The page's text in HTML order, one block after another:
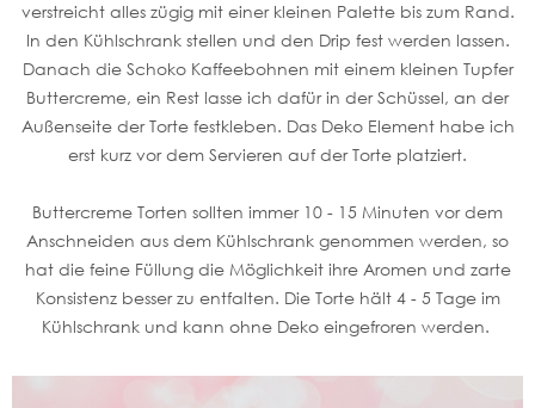
verstreicht alles zügig mit einer kleinen Palette bis zum Rand.
In den Kühlschrank stellen und den Drip fest werden lassen.
Danach die Schoko Kaffeebohnen mit einem kleinen Tupfer
Buttercreme, ein Rest lasse ich dafür in der Schüssel, an der
Außenseite der Torte festkleben. Das Deko Element habe ich
erst kurz vor dem Servieren auf der Torte platziert.
Buttercreme Torten sollten immer 10 - 15 Minuten vor dem
Anschneiden aus dem Kühlschrank genommen werden, so
hat die feine Füllung die Möglichkeit ihre Aromen und zarte
Konsistenz besser zu entfalten. Die Torte hält 4 - 5 Tage im
Kühlschrank und kann ohne Deko eingefroren werden.